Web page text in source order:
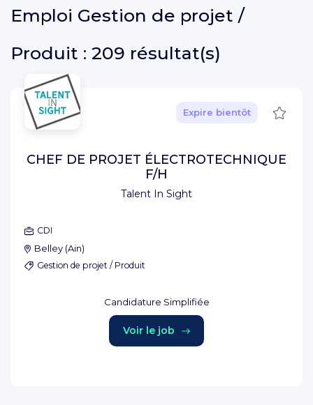
Emploi Gestion de projet /
Produit : 209 résultat(s)
Talent In Sight
Expire bientôt
CHEF DE PROJET ÉLECTROTECHNIQUE
F/H
CDI
Belley (Ain)
Gestion de projet / Produit
Candidature Simplifiée
Voir le job